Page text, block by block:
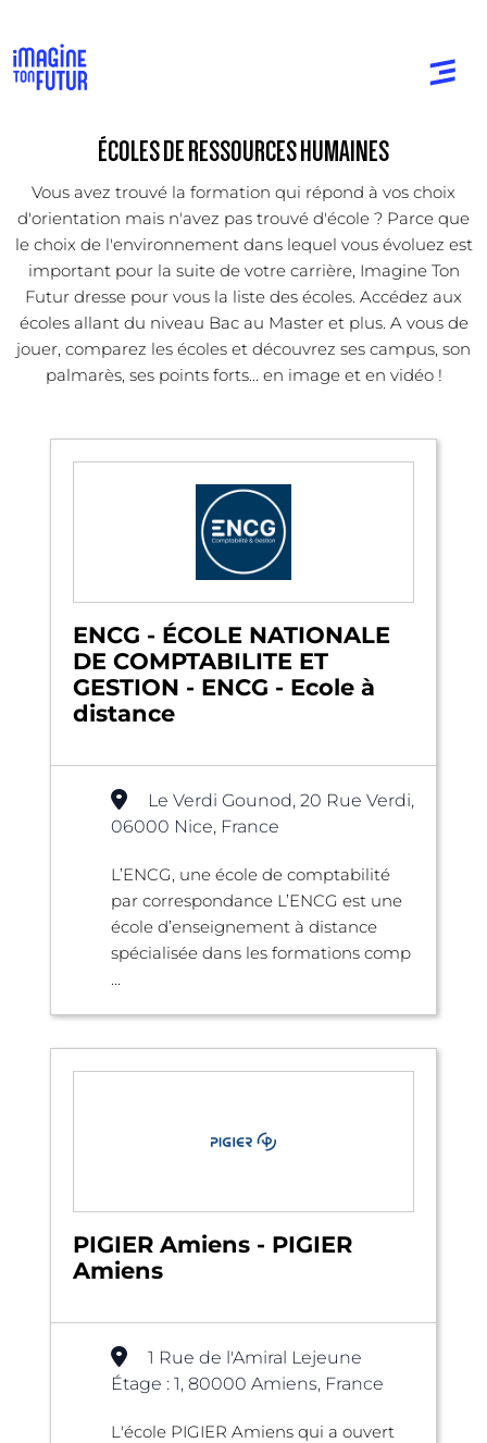
ÉCOLES DE RESSOURCES HUMAINES
Vous avez trouvé la formation qui répond à vos choix
d'orientation mais n'avez pas trouvé d'école ? Parce que
le choix de l'environnement dans lequel vous évoluez est
important pour la suite de votre carrière, Imagine Ton
Futur dresse pour vous la liste des écoles. Accédez aux
écoles allant du niveau Bac au Master et plus. A vous de
jouer, comparez les écoles et découvrez ses campus, son
palmarès, ses points forts... en image et en vidéo !
ENCG - ÉCOLE NATIONALE
DE COMPTABILITE ET
GESTION - ENCG - Ecole à
distance
Le Verdi Gounod, 20 Rue Verdi,
06000 Nice, France
L’ENCG, une école de comptabilité
par correspondance L’ENCG est une
école d’enseignement à distance
spécialisée dans les formations comp
...
PIGIER Amiens - PIGIER
Amiens
1 Rue de l'Amiral Lejeune
Étage : 1, 80000 Amiens, France
L'école PIGIER Amiens qui a ouvert